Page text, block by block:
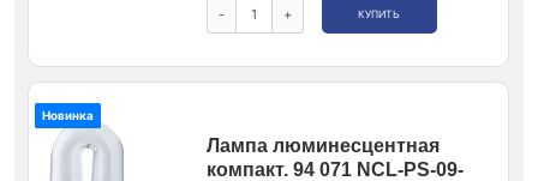
- + КУПИТЬ
Новинка
Лампа люминесцентная
компакт. 94 071 NCL-PS-09-